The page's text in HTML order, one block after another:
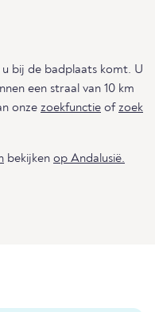
bij de badplaats komt. U
een straal van 10 km
onze zoekfunctie ofzoek
bekijken op Andalusië.